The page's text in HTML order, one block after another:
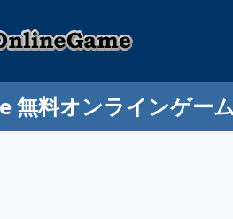
無料オンラインゲー